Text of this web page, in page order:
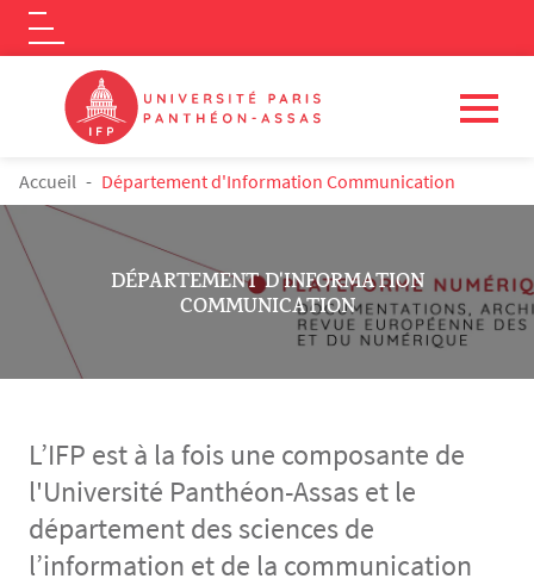
Aller au contenu principal
Logo
FIL D'ARIANE
Accueil Département d'Information Communication
DÉPARTEMENT D'INFORMATION
COMMUNICATION
L’IFP est à la fois une composante de
l'Université Panthéon-Assas et le
département des sciences de
l’information et de la communication